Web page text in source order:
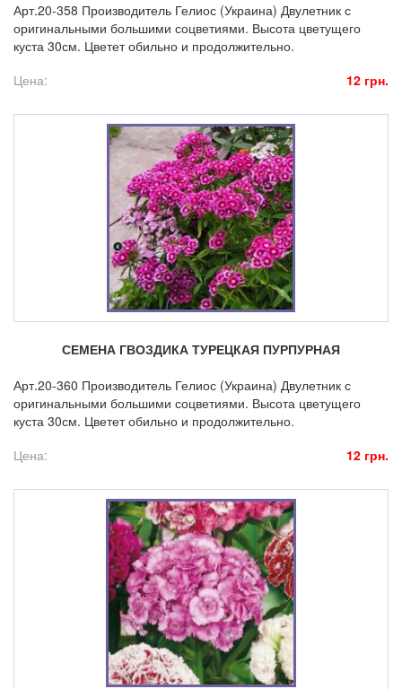
Арт.20-358 Производитель Гелиос (Украина) Двулетник с
оригинальными большими соцветиями. Высота цветущего
куста 30см. Цветет обильно и продолжительно.
Цена:
12 грн.
СЕМЕНА ГВОЗДИКА ТУРЕЦКАЯ ПУРПУРНАЯ
Арт.20-360 Производитель Гелиос (Украина) Двулетник с
оригинальными большими соцветиями. Высота цветущего
куста 30см. Цветет обильно и продолжительно.
Цена:
12 грн.